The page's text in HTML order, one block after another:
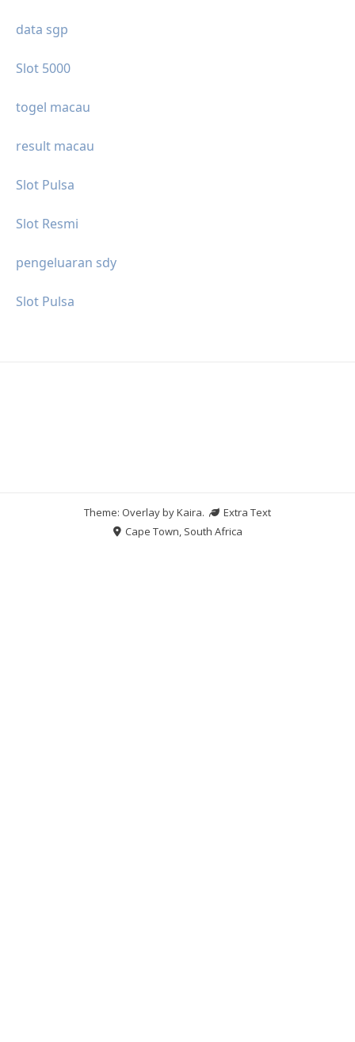
data sgp
Slot 5000
togel macau
result macau
Slot Pulsa
Slot Resmi
pengeluaran sdy
Slot Pulsa
Theme: Overlay byKaira.
Extra Text
Cape Town, South Africa